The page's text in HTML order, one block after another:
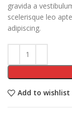
gravida a
scelerisque leo
adipiscing.
Add to wishlist